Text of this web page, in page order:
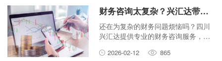
财务咨询太复杂？兴汇达带你理解四川兴汇达的专业服务！
还在为复杂的财务问题烦恼吗？四川
兴汇达提供专业的财务咨询服务，帮
发展。
2026-02-12 865